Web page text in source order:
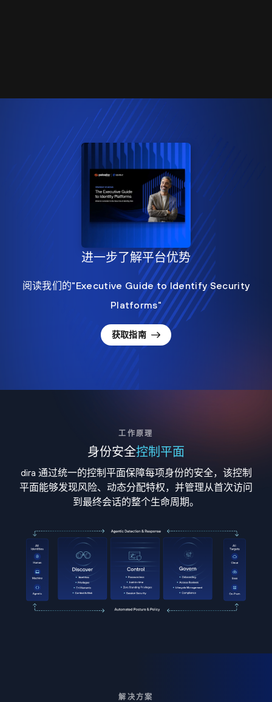
进一步了解平台优势
阅读我们的"Executive Guide to Identify Security
Platforms"
获取指南
工作原理
身份安全控制平面
dira 通过统一的控制平面保障每项身份的安全，该控制
平面能够发现风险、动态分配特权，并管理从首次访问
到最终会话的整个生命周期。
解决方案